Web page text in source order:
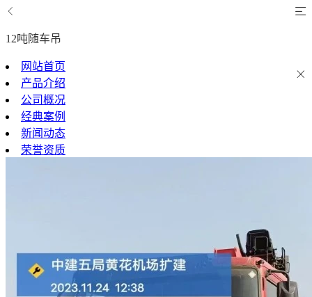
12吨随车吊
网站首页
产品介绍
公司概况
经典案例
新闻动态
荣誉资质